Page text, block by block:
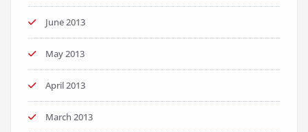
June 2013
May 2013
April 2013
March 2013